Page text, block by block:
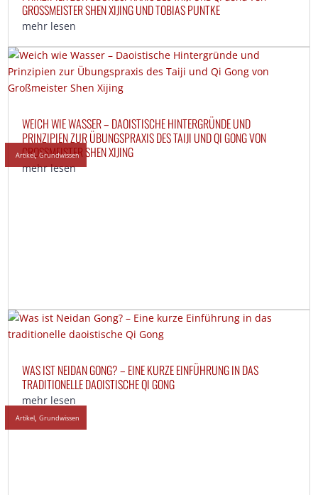
GROSSMEISTER SHEN XIJING UND TOBIAS PUNTKE
mehr lesen
WEICH WIE WASSER – DAOISTISCHE HINTERGRÜNDE UND
PRINZIPIEN ZUR ÜBUNGSPRAXIS DES TAIJI UND QI GONG VON
GROSSMEISTER SHEN XIJING
Artikel,Grundwissen
mehr lesen
WAS IST NEIDAN GONG? – EINE KURZE EINFÜHRUNG IN DAS
TRADITIONELLE DAOISTISCHE QI GONG
Artikel,Grundwissen
mehr lesen